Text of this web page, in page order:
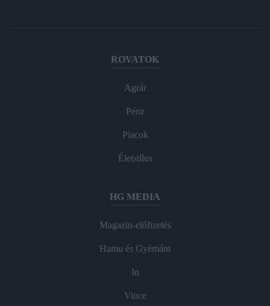
ROVATOK
Agrár
Pénz
Piacok
Életstílus
HG MEDIA
Magazin-előfizetés
Hamu és Gyémánt
In
Vince